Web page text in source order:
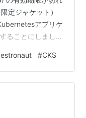
定ジャケット）
アプリケ
ることにしまし
とには失敗しま
たトラブルが何
経緯を記録して
#CKS